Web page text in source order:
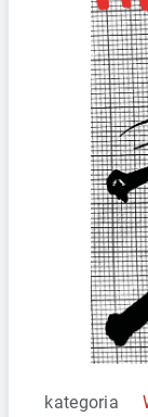
kategoria